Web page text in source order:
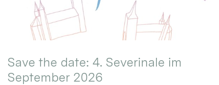
Save the date: 4. Severinale im
September 2026